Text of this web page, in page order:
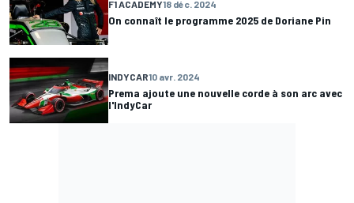
F1 ACADEMY18 déc. 2024
On connaît le programme 2025 de Doriane Pin
INDYCAR10 avr. 2024
Prema ajoute une nouvelle corde à son arc avec
l'IndyCar